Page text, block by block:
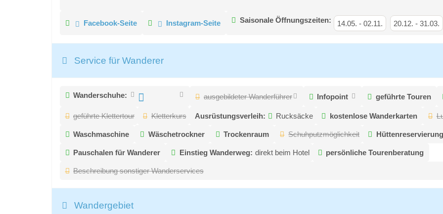
Facebook-Seite Instagram-Seite Saisonale Öffnungszeiten: 14.05. - 02.11. 20.12. - 31.03.
Service für Wanderer
Wanderschuhe: ausgebildeter Wanderführer Infopoint geführte Touren
geführte Klettertour Kletterkurs Ausrüstungsverleih: Rucksäcke kostenlose Wanderkarten
Waschmaschine Wäschetrockner Trockenraum Schuhputzmöglichkeit Hüttenreservierung
Pauschalen für Wanderer Einstieg Wanderweg: direkt beim Hotel persönliche Tourenberatung
Beschreibung sonstiger Wanderservices
Wandergebiet